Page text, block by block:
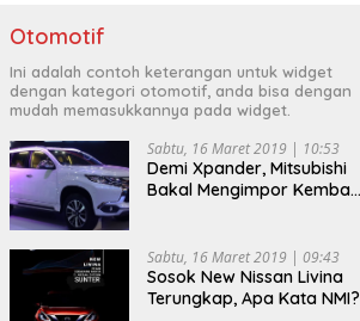
Otomotif
Ini adalah contoh keterangan untuk widget
dengan kategori otomotif, anda bisa dengan
mudah memasukkannya pada widget.
Sabtu, 16 Maret 2019 | 10:53
Demi Xpander, Mitsubishi
Bakal Mengimpor Kembali
Sabtu, 16 Maret 2019 | 09:43
Sosok New Nissan Livina
Terungkap, Apa Kata NMI?